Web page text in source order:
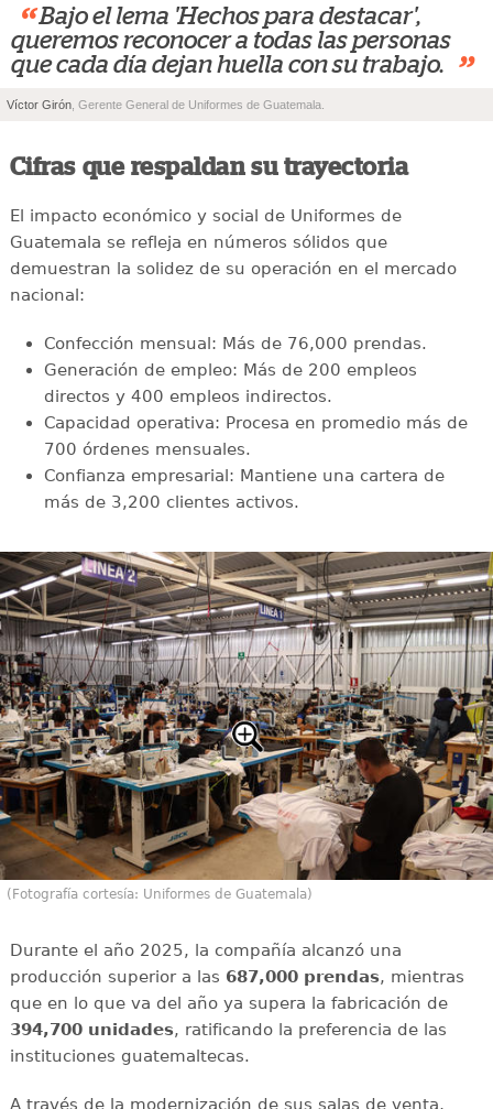
“ Bajo el lema 'Hechos para destacar',
queremos reconocer a todas las personas
que cada día dejan huella con su trabajo.
”
Víctor Girón , Gerente General de Uniformes de Guatemala.
Cifras que respaldan su trayectoria
El impacto económico y social de Uniformes de
Guatemala se refleja en números sólidos que
demuestran la solidez de su operación en el mercado
nacional:
Confección mensual: Más de 76,000 prendas.
Generación de empleo: Más de 200 empleos
directos y 400 empleos indirectos.
Capacidad operativa: Procesa en promedio más de
700 órdenes mensuales.
Confianza empresarial: Mantiene una cartera de
más de 3,200 clientes activos.
(Fotografía cortesía: Uniformes de Guatemala)
Durante el año 2025, la compañía alcanzó una
producción superior a las 687,000 prendas, mientras
que en lo que va del año ya supera la fabricación de
394,700 unidades, ratificando la preferencia de las
instituciones guatemaltecas.
A través de la modernización de sus salas de venta,